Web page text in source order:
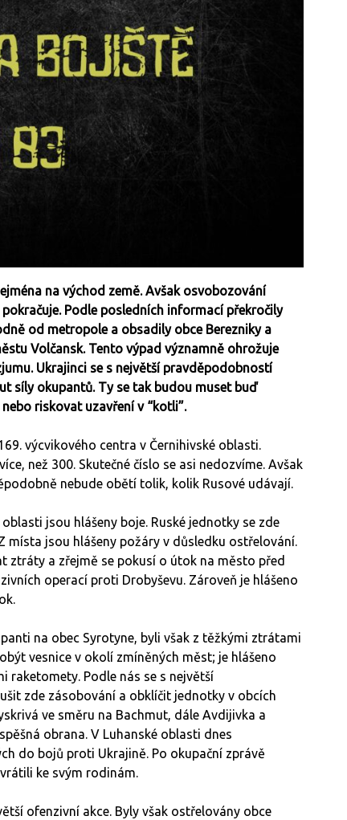
na východ země. Avšak osvobozování
Podle posledních informací překročily
od metropole a obsadily obce Berezniky a
Volčansk. Tento výpad významně ohrožuje
Ukrajinci se s největší pravděpodobností
síly okupantů. Ty se tak budou muset buď
riskovat uzavření v “kotli”.
výcvikového centra v Černihivské oblasti.
než 300. Skutečné číslo se asi nedozvíme. Avšak
nebude obětí tolik, kolik Rusové udávají.
jsou hlášeny boje. Ruské jednotky se zde
jsou hlášeny požáry v důsledku ostřelování.
ztráty a zřejmě se pokusí o útok na město před
operací proti Drobyševu. Zároveň je hlášeno
na obec Syrotyne, byli však z těžkými ztrátami
vesnice v okolí zmíněných měst; je hlášeno
raketomety. Podle nás se s největší
zde zásobování a obklíčit jednotky v obcích
ve směru na Bachmut, dále Avdijivka a
obrana. V Luhanské oblasti dnes
do bojů proti Ukrajině. Po okupační zprávě
ke svým rodinám.
ofenzivní akce. Byly však ostřelovány obce